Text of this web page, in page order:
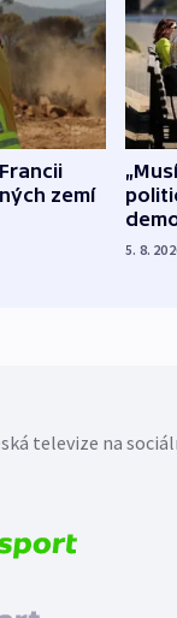
zemí
5. 8.
televize na